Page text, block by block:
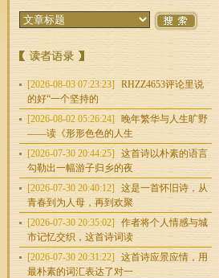
[2026-08-03 07:23:23]
RHZZ4653评论里说
的好“一个坚持的
[2026-08-02 05:26:24]
晚年繁华与人生旷野
——读《形形色色的人生
[2026-07-30 20:44:25]
这首诗以朴素的语言
勾勒出一幅游子归乡的夜
[2026-07-30 20:40:12]
这是一首怀旧诗，从
青春到为人母，再到欢聚
[2026-07-30 20:35:02]
作者将个人情感与城
市记忆交织，这首诗词读
[2026-07-30 20:31:22]
这首诗应景应情，用
最朴素的词汇表达了对一